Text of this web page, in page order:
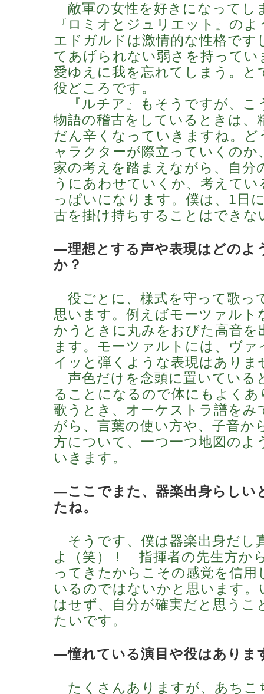
敵軍の女性を好きになってし
『ロミオとジュリエット』の
エドガルドは激情的な性格です
てあげられない弱さを持ってい
愛ゆえに我を忘れてしまう。と
役どころです。
『ルチア』もそうですが、こ
物語の稽古をしているときは、
だん辛くなっていきますね。
ャラクターが際立っていくのか
家の考えを踏まえながら、自分
うにあわせていくか、考えて
っぱいになります。僕は、1日
古を掛け持ちすることはできな
―理想とする声や表現はどのよ
か？
役ごとに、様式を守って歌っ
思います。例えばモーツァルト
かうときに丸みをおびた高音を
ます。モーツァルトには、ヴ
イッと弾くような表現はありま
声色だけを念頭に置いている
ることになるので体にもよく
歌うとき、オーケストラ譜をみ
がら、言葉の使い方や、子音か
方について、一つ一つ地図のよ
いきます。
―ここでまた、器楽出身らしい
たね。
そうです、僕は器楽出身だし
よ（笑）！ 指揮者の先生方か
ってきたからこその感覚を信用
いるのではないかと思います。
はせず、自分が確実だと思うこ
たいです。
―憧れている演目や役はありま
たくさんありますが、あちこ